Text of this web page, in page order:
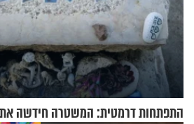
התפתחות דרמטית: המשטרה חידשה